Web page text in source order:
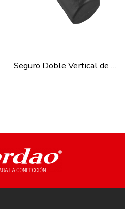
Seguro Doble Vertical de 4mm